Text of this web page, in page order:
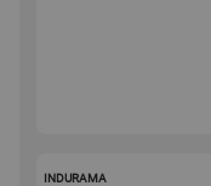
INDURAMA